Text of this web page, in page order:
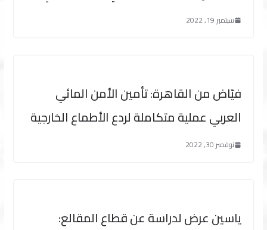
سبتمبر 19, 2022
فيّاض من القاهرة: تأمين الأمن المائي
العربي عملية متكاملة لردع الأطماع الخارجية
نوفمبر 30, 2022
ياسين عرض لدراسة عن قطاع المقالع: